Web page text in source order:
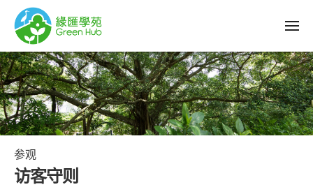
参观
访客守则